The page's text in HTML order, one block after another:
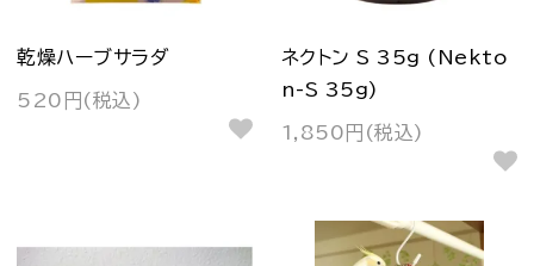
乾燥ハーブサラダ
520円(税込)
ネクトン S 35g (Nekto
n-S 35g)
1,850円(税込)